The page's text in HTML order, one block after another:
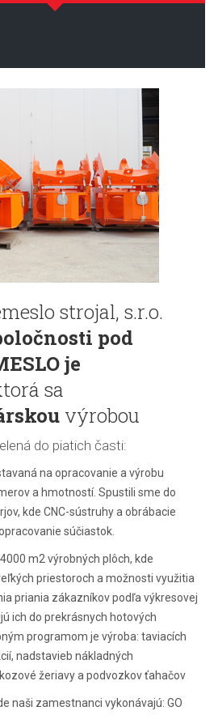
strojal, s.r.o.
pod
je
sa
výrobou
do piatich časti:
na opracovanie a výrobu
a hmotností. Spustili sme do
kde CNC-sústruhy a obrábacie
súčiastok.
m2 výrobných plôch, kde
priestoroch a možnosti využitia
priania zákazníkov podľa výkresovej
ich do prekrásnych hotových
programom je výroba: taviacích
nadstavieb nákladných
žeriavy a podvozkov ťahačov
naši zamestnanci vykonávajú: GO